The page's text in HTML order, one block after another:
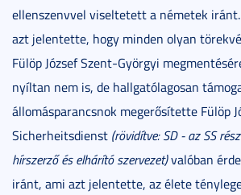
ellenszenvvel viseltetett a németek
azt jelentette, hogy minden olyan
Fülöp József Szent-Györgyi
nyíltan nem is, de hallgatólagosan
állomásparancsnok megerősítette Fülöp
Sicherheitsdienst (rövidítve: SD - az SS
hírszerző és elhárító szervezet)valóban
iránt, ami azt jelentette, az élete